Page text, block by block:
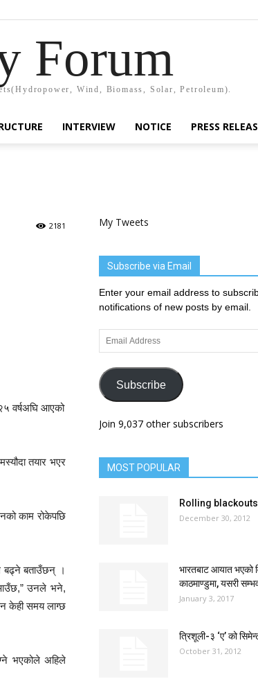
Forum
Wind, Biomass, Solar, Petroleum).
INTERVIEW NOTICE PRESS
2181
वर्षअघि आएको
तयार भएर
काम रोकेपछि
बढ्ने बताउँछन् ।
आउँछ,” उनले भने,
केही समय लाग्छ
भएकोले अहिले
My Tweets
Subscribe via Email
Enter your email address to
notifications of new posts by email.
Email
Address
Subscribe
Join 9,037 other subscribers
MOST POPULAR
Rolling blackouts
December 30, 2012
भारतबाट आयात भएको
काठमाण्डुमा, यसरी
January 3, 2017
त्रिशूली-३ ‘ए’ को
October 31, 2012